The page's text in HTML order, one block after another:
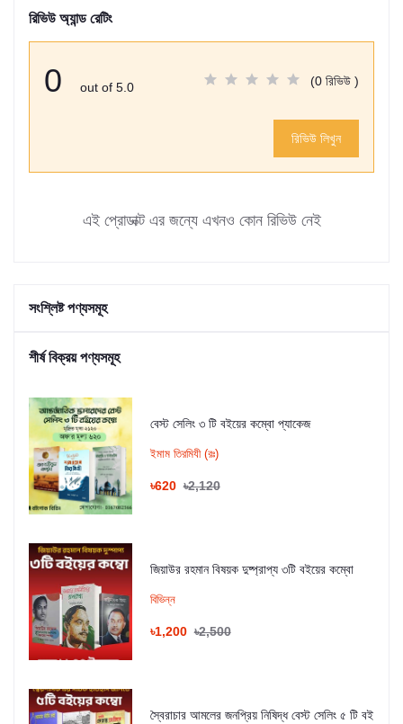
রিভিউ অ্যান্ড রেটিং
0 out of 5.0 (0 রিভিউ )
রিভিউ লিখুন
এই প্রোডাক্ট এর জন্যে এখনও কোন রিভিউ নেই
সংশ্লিষ্ট পণ্যসমূহ
শীর্ষ বিক্রয় পণ্যসমূহ
বেস্ট সেলিং ৩ টি বইয়ের কম্বো প্যাকেজ
ইমাম তিরমিযী (রঃ)
৳620 ৳2,120
জিয়াউর রহমান বিষয়ক দুষ্প্রাপ্য ৩টি বইয়ের কম্বো
বিভিন্ন
৳1,200 ৳2,500
স্বৈরাচার আমলের জনপ্রিয় নিষিদ্ধ বেস্ট সেলিং ৫ টি বই